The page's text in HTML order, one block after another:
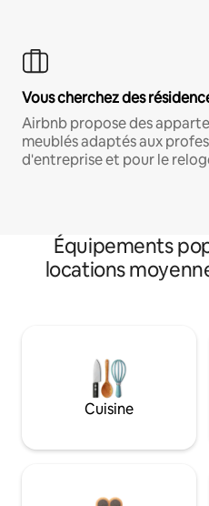
Vous cherchez des
Airbnb propose des
meublés adaptés aux
d'entreprise et pour le
Équipements
locations
Cuisine